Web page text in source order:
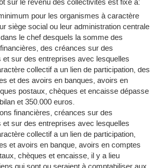
sur le revenu des collectivités est fixé à:
pour les organismes à caractère
siège social ou leur administration centrale
le chef desquels la somme des
des créances sur des
et sur des entreprises avec lesquelles
collectif a un lien de participation, des
et des avoirs en banques, avoirs en
postaux, chèques et encaisse dépasse
et 350.000 euros.
financières, créances sur des
et sur des entreprises avec lesquelles
collectif a un lien de participation,
et avoirs en banque, avoirs en comptes
chèques et encaisse, il y a lieu